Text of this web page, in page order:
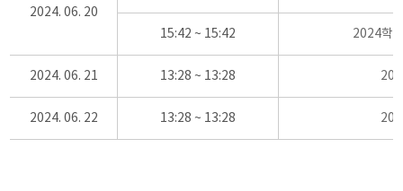
2024. 06. 20
15:42 ~ 15:42 2024학
2024. 06. 21 13:28 ~ 13:28
2024. 06. 22 13:28 ~ 13:28